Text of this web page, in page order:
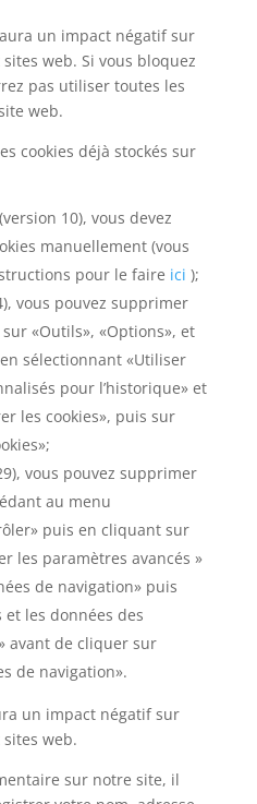
un impact négatif sur
web. Si vous bloquez
pas utiliser toutes les
web.
cookies déjà stockés sur
10), vous devez
manuellement (vous
pour le faire ici );
vous pouvez supprimer
«Outils», «Options», et
sélectionnant «Utiliser
pour l’historique» et
les cookies», puis sur
vous pouvez supprimer
au menu
puis en cliquant sur
les paramètres avancés »
de navigation» puis
et les données des
avant de cliquer sur
de navigation».
un impact négatif sur
web.
sur notre site, il